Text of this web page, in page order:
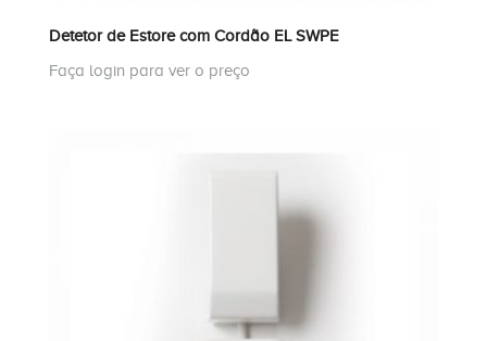
Detetor de Estore com Cordão EL SWPE
Faça login para ver o preço